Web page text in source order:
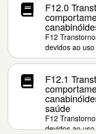
F12.0
F12
devidos ao
F12.1
saúde
F12
devidos ao